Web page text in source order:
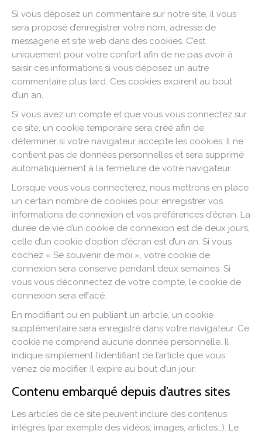
Si vous déposez un commentaire sur notre site, il vous
sera proposé d’enregistrer votre nom, adresse de
messagerie et site web dans des cookies. C’est
uniquement pour votre confort afin de ne pas avoir à
saisir ces informations si vous déposez un autre
commentaire plus tard. Ces cookies expirent au bout
d’un an.
Si vous avez un compte et que vous vous connectez sur
ce site, un cookie temporaire sera créé afin de
déterminer si votre navigateur accepte les cookies. Il ne
contient pas de données personnelles et sera supprimé
automatiquement à la fermeture de votre navigateur.
Lorsque vous vous connecterez, nous mettrons en place
un certain nombre de cookies pour enregistrer vos
informations de connexion et vos préférences d’écran. La
durée de vie d’un cookie de connexion est de deux jours,
celle d’un cookie d’option d’écran est d’un an. Si vous
cochez « Se souvenir de moi », votre cookie de
connexion sera conservé pendant deux semaines. Si
vous vous déconnectez de votre compte, le cookie de
connexion sera effacé.
En modifiant ou en publiant un article, un cookie
supplémentaire sera enregistré dans votre navigateur. Ce
cookie ne comprend aucune donnée personnelle. Il
indique simplement l’identifiant de l’article que vous
venez de modifier. Il expire au bout d’un jour.
Contenu embarqué depuis d’autres sites
Les articles de ce site peuvent inclure des contenus
intégrés (par exemple des vidéos, images, articles…). Le